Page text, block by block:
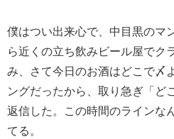
僕はつい出来心で、中目黒のマ
ら近くの立ち飲みビール屋でク
み、さて今日のお酒はどこで〆
ングだったから、取り急ぎ「ど
返信した。この時間のラインな
てる。